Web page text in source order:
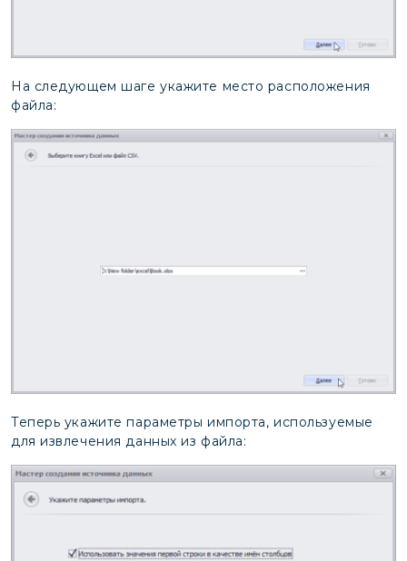
На следующем шаге укажите место расположения
файла:
Теперь укажите параметры импорта, используемые
для извлечения данных из файла: